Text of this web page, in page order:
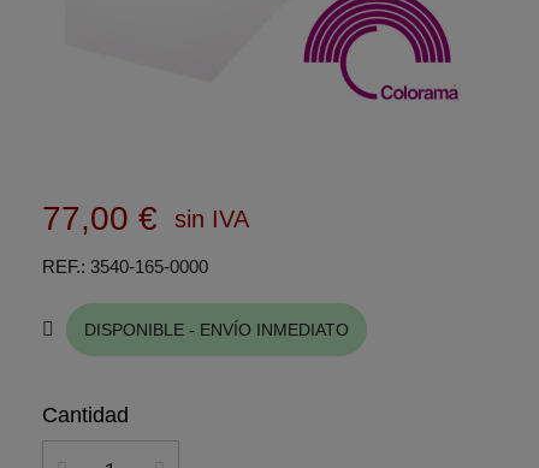
77,00 € sin IVA
REF. 3540-165-0000
DISPONIBLE - ENVÍO INMEDIATO
Cantidad